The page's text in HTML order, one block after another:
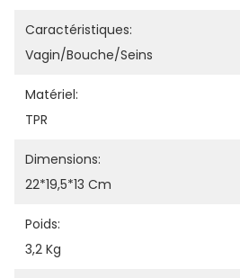
Caractéristiques:
Vagin/bouche/seins
Matériel:
TPR
Dimensions:
22*19,5*13 Cm
Poids:
3,2 Kg